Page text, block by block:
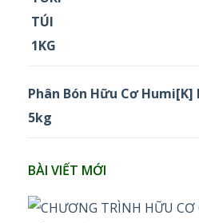
Phân Bón Hữu Cơ Humi[K]
5kg
BÀI VIẾT MỚI